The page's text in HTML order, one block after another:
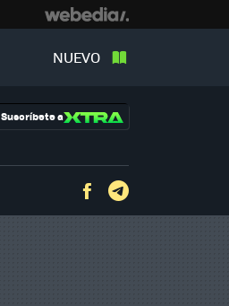
NUEVO
Suscríbete a
Facebook